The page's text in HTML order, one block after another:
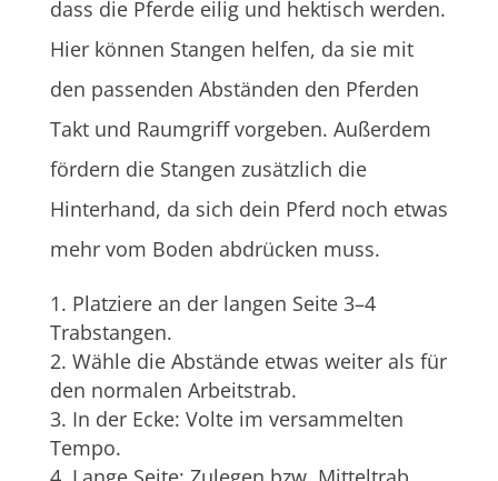
dass die Pferde eilig und hektisch werden.
Hier können Stangen helfen, da sie mit
den passenden Abständen den Pferden
Takt und Raumgriff vorgeben. Außerdem
fördern die Stangen zusätzlich die
Hinterhand, da sich dein Pferd noch etwas
mehr vom Boden abdrücken muss.
Platziere an der langen Seite 3–4
Trabstangen.
Wähle die Abstände etwas weiter als für
den normalen Arbeitstrab.
In der Ecke: Volte im versammelten
Tempo.